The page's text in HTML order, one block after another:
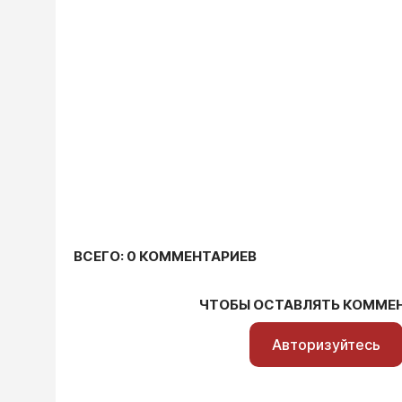
ВСЕГО: 0 КОММЕНТАРИЕВ
ЧТОБЫ ОСТАВЛЯТЬ
Авторизуйтесь